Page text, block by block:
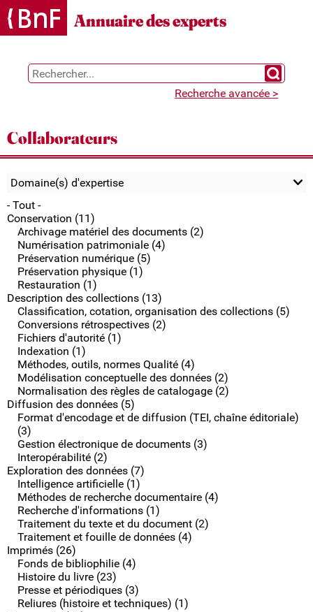
Gestion des cookies
Annuaire des experts
Chercher
Recherche avancée >
Collaborateurs
Domaine(s) d'expertise
- Tout -
Conservation (11)
Archivage matériel des documents (2)
Numérisation patrimoniale (4)
Préservation numérique (5)
Préservation physique (1)
Restauration (1)
Description des collections (13)
Classification, cotation, organisation des collections (5)
Conversions rétrospectives (2)
Fichiers d'autorité (1)
Indexation (1)
Méthodes, outils, normes Qualité (4)
Modélisation conceptuelle des données (2)
Normalisation des règles de catalogage (2)
Diffusion des données (5)
Format d'encodage et de diffusion (TEI, chaîne éditoriale)
(3)
Gestion électronique de documents (3)
Interopérabilité (2)
Exploration des données (7)
Intelligence artificielle (1)
Méthodes de recherche documentaire (4)
Recherche d'informations (1)
Traitement du texte et du document (2)
Traitement et fouille de données (4)
Imprimés (26)
Fonds de bibliophilie (4)
Histoire du livre (23)
Presse et périodiques (3)
Reliures (histoire et techniques) (1)